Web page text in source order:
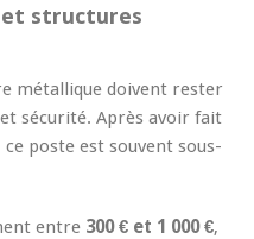
structures
métallique doivent rester
sécurité. Après avoir fait
ce poste est souvent sous-
entre 300 € et 1 000 €,